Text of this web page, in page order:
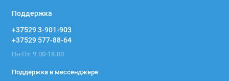
Поддержка
+37529 3-901-903
+37529 577-88-64
Пн-Пт: 9.00-18.00
Поддержка в мессенджере